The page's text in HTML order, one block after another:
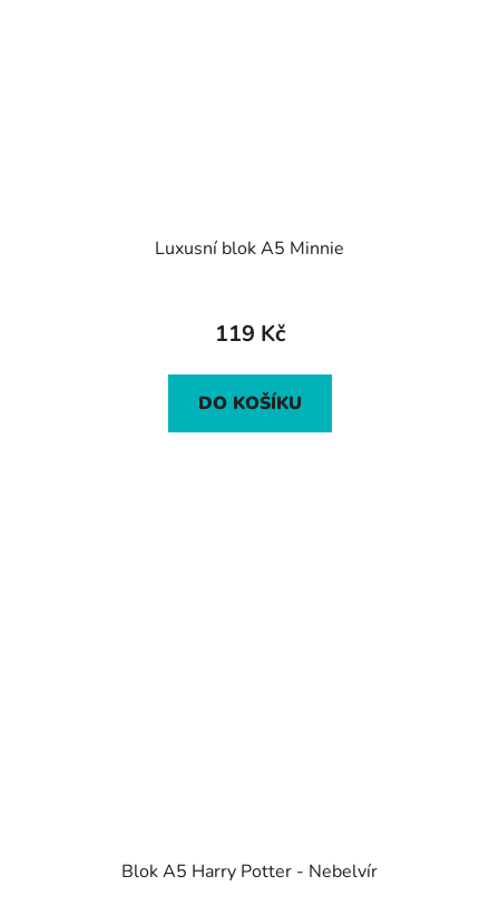
Luxusní blok A5 Minnie
119 Kč
DO KOŠÍKU
Blok A5 Harry Potter - Nebelvír